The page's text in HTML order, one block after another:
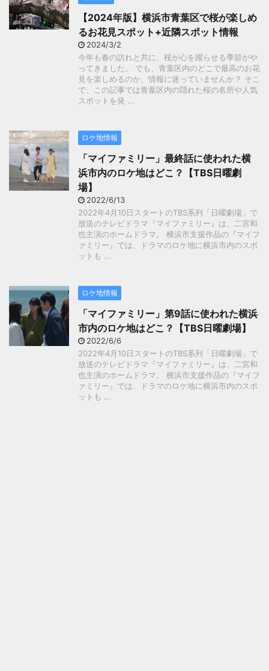
【2024年版】横浜市青葉区で桜が楽しめ
るお花見スポット+近隣スポット情報
2024/3/2
今年も春の訪れと共に、桜が心を躍らせる季節がや
ってきました。 でも、青葉区内のどこで最高のお花
見を楽しめるのか、情報に迷っていませんか？ そこ
で、この記事では青葉区内の隠れた桜の名所や人気
スポットを発 ...
ロケ地情報
「マイファミリー」最終話に使われた横
浜市内のロケ地はどこ？【TBS日曜劇
場】
2022/6/13
2022年4月10日スタートのTBS系列「日曜劇場」で
放送のテレビドラマ『マイファミリー』は、二宮和
也主演のホームドラマ。 横浜市支援作品の『マイフ
ァミリー』では、ドラマのロケ地に横浜市内のスポ
ットも ...
ロケ地情報
「マイファミリー」第9話に使われた横浜
市内のロケ地はどこ？【TBS日曜劇場】
2022/6/6
2022年4月10日スタートのTBS系列「日曜劇場」で
放送のテレビドラマ『マイファミリー』は、二宮和
也主演のホームドラマ。 横浜市支援作品の『マイフ
ァミリー』では、ドラマのロケ地に横浜市内のスポ
ットも ...